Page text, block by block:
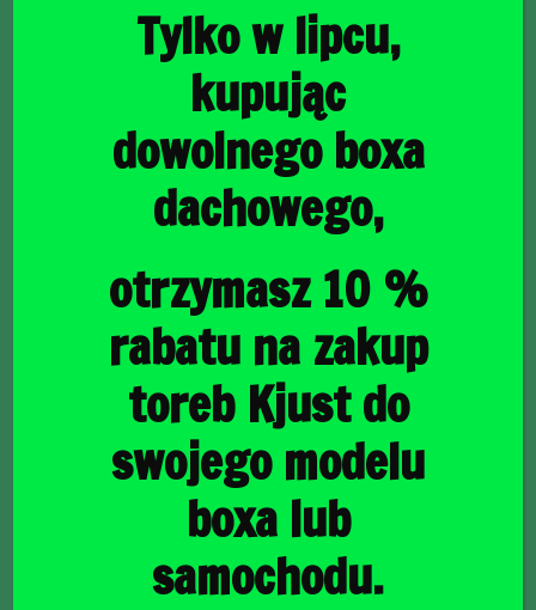
Torby do bagażnika
BAGAŻNIKA 5 SZT
MAZDA CX-5 2017+
TORBY DO BAGAŻNIKA
5 SZT
1508,00zł
Tylko w lipcu,
kupując
dowolnego boxa
dachowego,
otrzymasz 10 %
rabatu na zakup
toreb Kjust do
swojego modelu
boxa lub
samochodu.